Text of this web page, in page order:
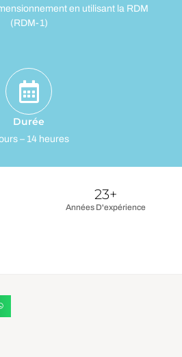
en utilisant la RDM
(RDM-1)
Durée
– 14 heures
Années D'expérience
23+